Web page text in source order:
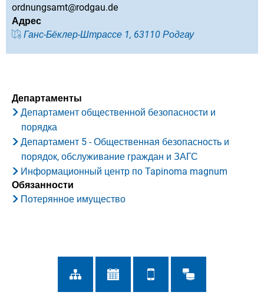
ordnungsamt@rodgau.de
Адрес
Ганс-Бёклер-Штрассе 1, 63110 Родгау
Департаменты
Департамент общественной безопасности и
порядка
Департамент 5 - Общественная безопасность и
порядок, обслуживание граждан и ЗАГС
Информационный центр по Tapinoma magnum
Обязанности
Потерянное имущество